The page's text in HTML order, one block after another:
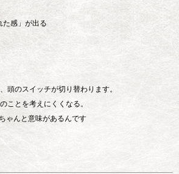
た感」が出る
頭のスイッチが切り替わります。
ことを考えにくくなる。
ゃんと意味があるんです